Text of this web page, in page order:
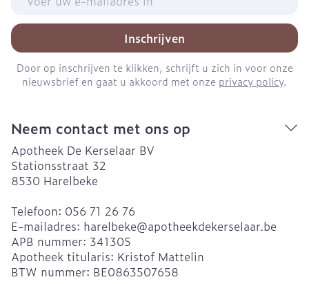
Inschrijven
Door op inschrijven te klikken, schrijft u zich in voor onze
nieuwsbrief en gaat u akkoord met onze privacy policy.
Neem contact met ons op
Apotheek De Kerselaar BV
Stationsstraat 32
8530 Harelbeke
Telefoon: 056 71 26 76
E-mailadres: harelbeke@apotheekdekerselaar.be
APB nummer: 341305
Apotheek titularis: Kristof Mattelin
BTW nummer: BE0863507658